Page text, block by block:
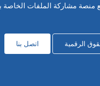
منصة مشاركة الملفات الخاصة
الرقمية اتصل بنا